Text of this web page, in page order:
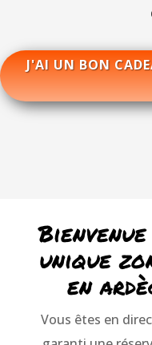
J'AI UN BON
unique
en
Vous êtes en